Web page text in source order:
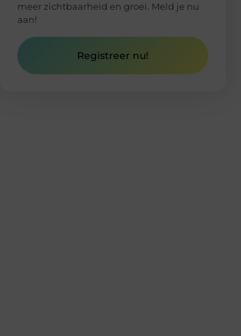
meer zichtbaarheid en groei. Meld je nu
aan!
Registreer nu!